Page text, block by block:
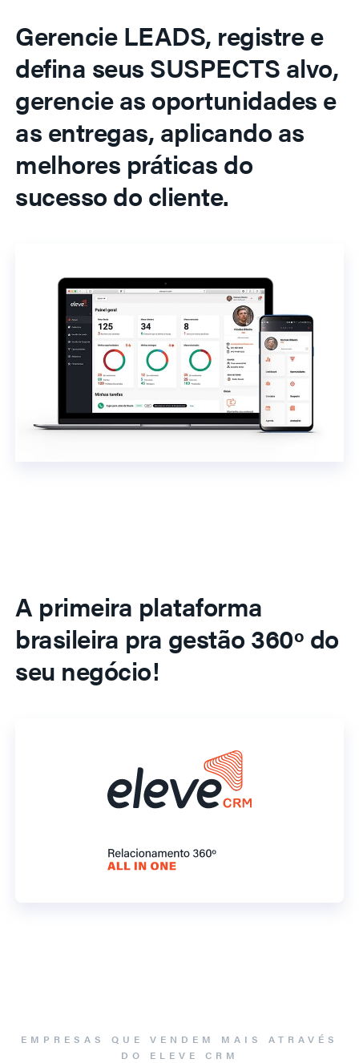
Gerencie LEADS, registre e
defina seus SUSPECTS alvo,
gerencie as oportunidades e
as entregas, aplicando as
melhores práticas do
sucesso do cliente.
A primeira plataforma
brasileira pra gestão 360º do
seu negócio!
EMPRESAS QUE VENDEM MAIS ATRAVÉS
DO ELEVE CRM